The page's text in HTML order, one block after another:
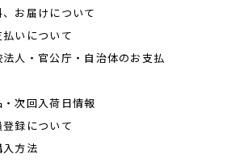
、お届けについて
払いについて
法人・官公庁・自治体のお支払
・次回入荷日情報
登録について
入方法